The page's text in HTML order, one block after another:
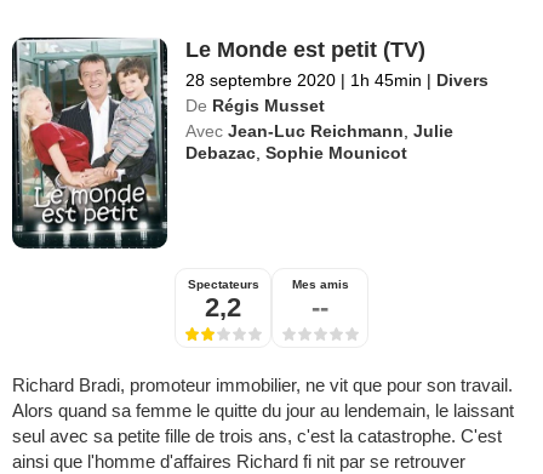
Le Monde est petit (TV)
28 septembre 2020 | 1h 45min | Divers
De Régis Musset
Avec Jean-Luc Reichmann ,Julie
Debazac ,Sophie Mounicot
Spectateurs
2,2
Mes amis
--
Richard Bradi, promoteur immobilier, ne vit que pour son travail.
Alors quand sa femme le quitte du jour au lendemain, le laissant
seul avec sa petite fille de trois ans, c'est la catastrophe. C'est
ainsi que l'homme d'affaires Richard fi nit par se retrouver